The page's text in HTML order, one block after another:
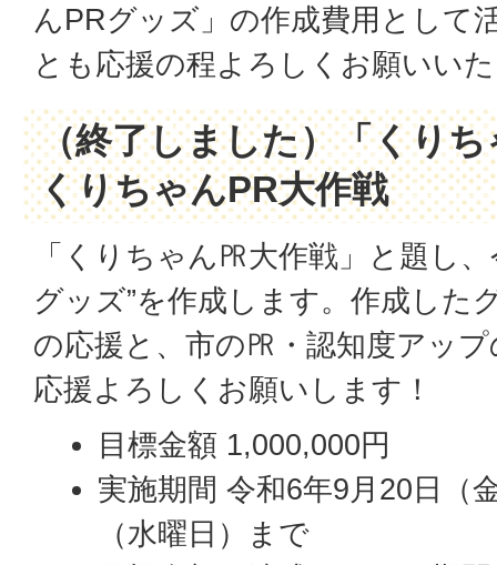
んPRグッズ」の作成費用として
とも応援の程よろしくお願いい
（終了しました）「くり
くりちゃんPR大作戦
「くりちゃん㏚大作戦」と題し
グッズ”を作成します。作成した
の応援と、市の㏚・認知度アッ
応援よろしくお願いします！
目標金額 1,000,000円
実施期間 令和6年9月20日（
（水曜日）まで